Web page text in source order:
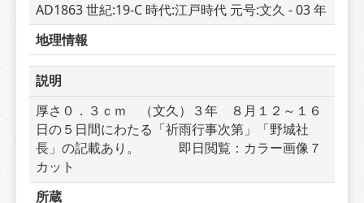
AD1863 世紀:19-C 時代:江戸時代 元号:文久 - 03 年
地理情報
説明
厚さ０．３ｃｍ　（文久）３年　８月１２～１６
日の５日間にわたる「祈雨行事次第」「野城社
長」の記載あり。　　　即日閲覧：カラー画像７
カット
所蔵